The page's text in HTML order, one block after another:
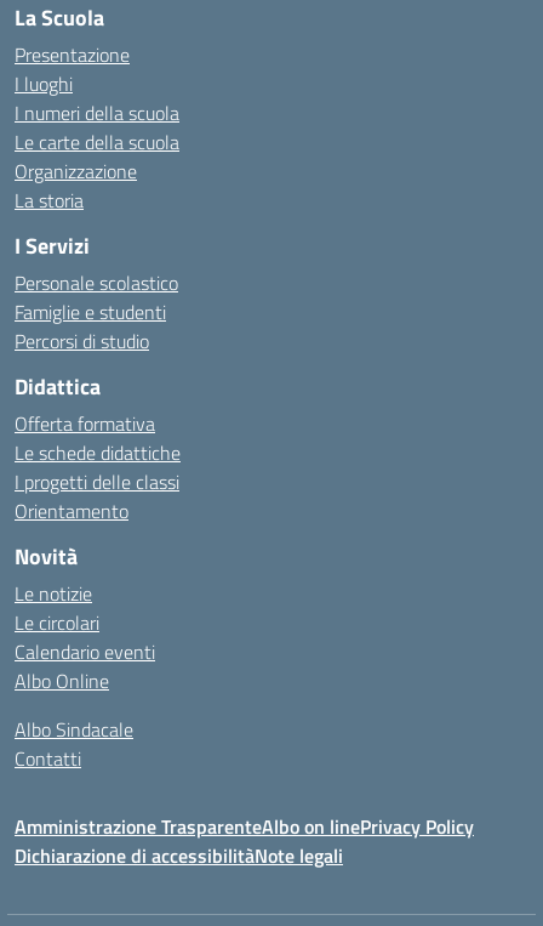
La Scuola
Presentazione
I luoghi
I numeri della scuola
Le carte della scuola
Organizzazione
La storia
I Servizi
Personale scolastico
Famiglie e studenti
Percorsi di studio
Didattica
Offerta formativa
Le schede didattiche
I progetti delle classi
Orientamento
Novità
Le notizie
Le circolari
Calendario eventi
Albo Online
Albo Sindacale
Contatti
Amministrazione TrasparenteAlbo on linePrivacy Policy
Dichiarazione di accessibilitàNote legali